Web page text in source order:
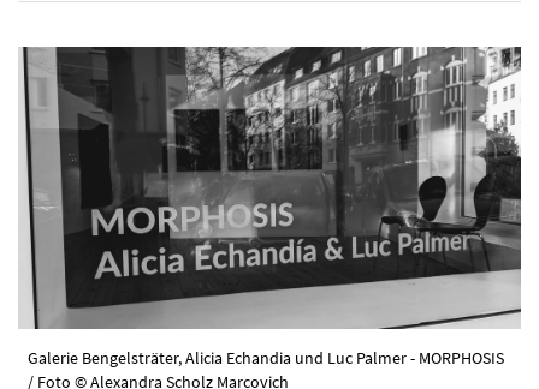
Galerie Bengelsträter, Alicia Echandia und Luc Palmer - MORPHOSIS
/ Foto © Alexandra Scholz Marcovich